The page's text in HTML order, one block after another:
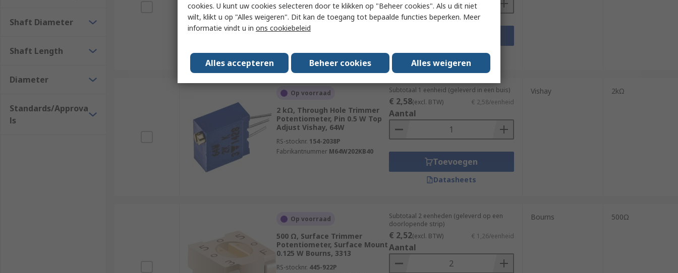
Shaft Diameter
Shaft Length
Diameter
Standards/Approva
ls
RS-stocknr.486-7267P
FabrikantnummerTSM4YJ203KB25
Datasheets
Op voorraad
2 kΩ, Through Hole Trimmer
Potentiometer, Pin 0.5 W Top
Adjust Vishay, 64W
RS-stocknr. 154-2038P
Fabrikantnummer M64W202KB40
Subtotaal 1 eenheid (geleverd in een buis)
€ 2,58(excl. BTW) € 2,58/eenheid
Aantal
Toevoegen
Datasheets
Vishay 2kΩ
Op voorraad
500 Ω, Surface Trimmer
Potentiometer, Surface Mount
0.125 W Bourns, 3313
RS-stocknr. 445-922P
Subtotaal 2 eenheden (geleverd op een
doorlopende strip)
€ 2,52(excl. BTW) € 1,26/eenheid
Aantal
Bourns 500Ω
cookies. U kunt uw cookies selecteren door te klikken op "Beheer cookies". Als u dit niet
wilt, klikt u op "Alles weigeren". Dit kan de toegang tot bepaalde functies beperken. Meer
informatie vindt u in ons cookiebeleid
Alles accepteren Beheer cookies Alles weigeren